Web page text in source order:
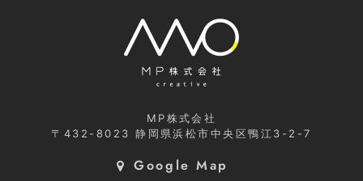
MP株式会社
〒432-8023静岡県浜松市中央区鴨江3-2-7
Google Map